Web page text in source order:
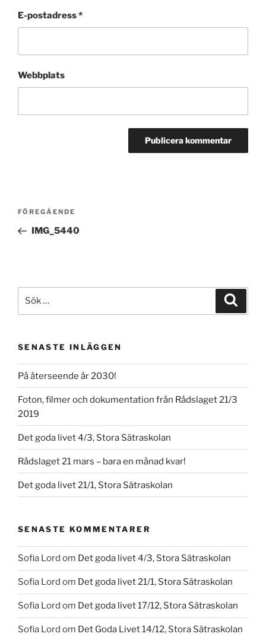
E-postadress*
Webbplats
Inläggsnavigering
Föregående
inlägg
FÖREGÅENDE
IMG_5440
efter:
SENASTE INLÄGGEN
På återseende år 2030!
Foton, filmer och dokumentation från Rådslaget 21/3
2019
Det goda livet 4/3, Stora Sätraskolan
Rådslaget 21 mars – bara en månad kvar!
Det goda livet 21/1, Stora Sätraskolan
SENASTE KOMMENTARER
Sofia Lord om Det goda livet 4/3, Stora Sätraskolan
Sofia Lord om Det goda livet 21/1, Stora Sätraskolan
Sofia Lord om Det goda livet 17/12, Stora Sätraskolan
Sofia Lord om Det Goda Livet 14/12, Stora Sätraskolan